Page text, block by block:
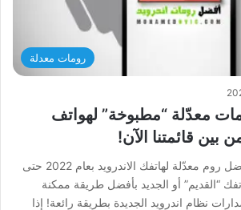
رومات معدلة
معدّلة “مطبوخة” لهواتف
بين قائمتنا الآن!
من هنا يُمكنك اختيار افضل روم معدّلة لهاتفك الاندرويد بعام 2022 حتى
“القديم” أو الجديد بأفضل طريقة ممكنة
نظام اندرويد الجديدة بطريقة رائعة! إذا